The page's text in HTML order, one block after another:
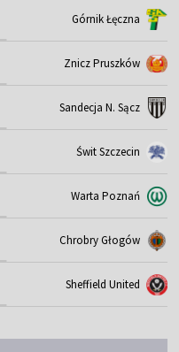
Górnik Łęczna
Znicz Pruszków
Sandecja N. Sącz
Świt Szczecin
Warta Poznań
Chrobry Głogów
Sheffield United